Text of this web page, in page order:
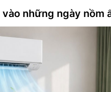
những ngày nồm